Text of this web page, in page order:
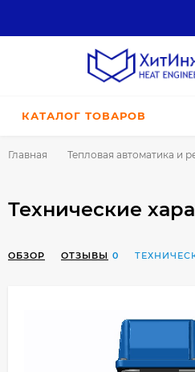
КАТАЛОГ ТОВАРОВ
Главная Тепловая автоматика и
Технические
ОБЗОР ОТЗЫВЫ 0